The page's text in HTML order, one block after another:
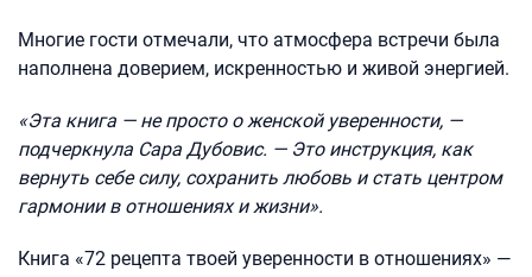
Многие гости отмечали, что атмосфера встречи была
наполнена доверием, искренностью и живой энергией.
«Эта книга — не просто о женской уверенности, —
подчеркнула Сара Дубовис. — Это инструкция, как
вернуть себе силу, сохранить любовь и стать центром
гармонии в отношениях и жизни».
Книга «72 рецепта твоей уверенности в отношениях» —